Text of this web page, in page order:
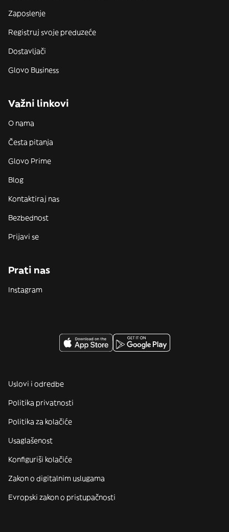
Zaposlenje
Registruj svoje preduzeće
Dostavljači
Glovo Business
Važni linkovi
O nama
Česta pitanja
Glovo Prime
Blog
Kontaktiraj nas
Bezbednost
Prijavi se
Prati nas
Instagram
Uslovi i odredbe
Politika privatnosti
Politika za kolačiće
Usaglašenost
Konfiguriši kolačiće
Zakon o digitalnim uslugama
Evropski zakon o pristupačnosti